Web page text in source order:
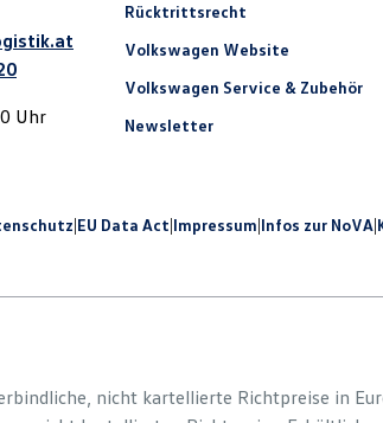
Uhr
Rücktrittsrecht
Volkswagen Website
Volkswagen Service & Zubehör
Newsletter
|EU Data Act|Impressum|Infos zur NoVA|
nicht kartellierte Richtpreise in